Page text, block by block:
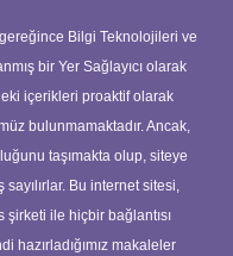
Bilgi Teknolojileri ve
bir Yer Sağlayıcı olarak
içerikleri proaktif olarak
bulunmamaktadır. Ancak,
taşımakta olup, siteye
Bu internet sitesi,
şirketi ile hiçbir bağlantısı
hazırladığımız makaleler